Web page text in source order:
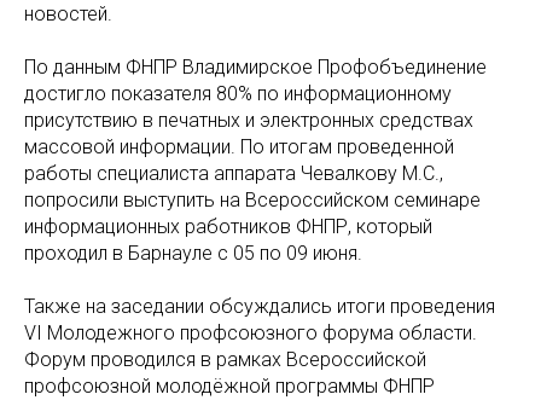
новостей.
По данным ФНПР Владимирское Профобъединение
достигло показателя 80% по информационному
присутствию в печатных и электронных средствах
массовой информации. По итогам проведенной
работы специалиста аппарата Чевалкову М.С.,
попросили выступить на Всероссийском семинаре
информационных работников ФНПР, который
проходил в Барнауле с 05 по 09 июня.
Также на заседании обсуждались итоги проведения
VI Молодежного профсоюзного форума области.
Форум проводился в рамках Всероссийской
профсоюзной молодёжной программы ФНПР